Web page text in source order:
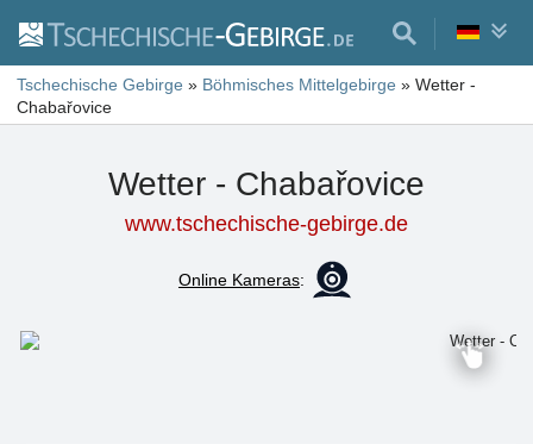
Tschechische Gebirge » Böhmisches Mittelgebirge » Wetter -
Chabařovice
Wetter - Chabařovice
www.tschechische-gebirge.de
Online Kameras: